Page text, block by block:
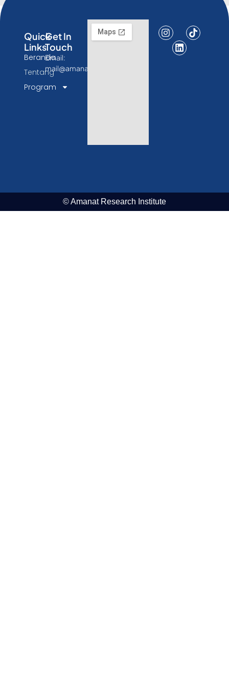
Quick
Links
Beranda
Tentang
Program
Get In
Touch
Email:
mail@amanatresearch.id
© Amanat Research Institute